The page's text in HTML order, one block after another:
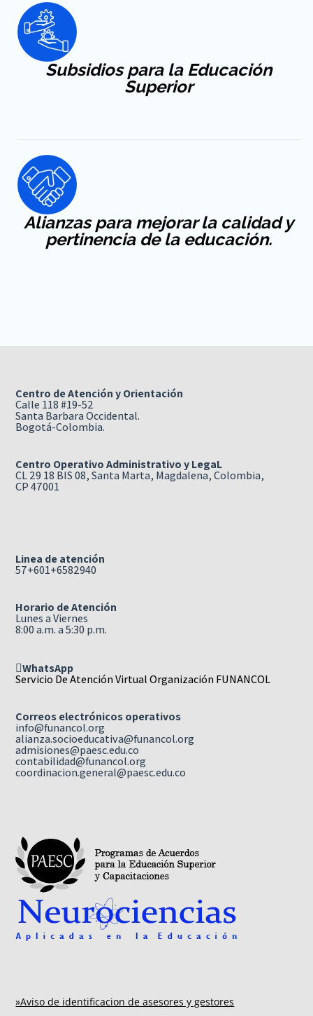
Subsidios para la Educación
Superior
Alianzas para mejorar la calidad y
pertinencia de la educación.
Centro de Atención y Orientación
Calle 118 #19-52
Santa Barbara Occidental.
Bogotá-Colombia.
Centro Operativo Administrativo y LegaL
CL 29 18 BIS 08, Santa Marta, Magdalena, Colombia,
CP 47001
Linea de atención
57+601+6582940
Horario de Atención
Lunes a Viernes
8:00 a.m. a 5:30 p.m.
WhatsApp
Servicio De Atención Virtual Organización FUNANCOL
Correos electrónicos operativos
info@funancol.org
alianza.socioeducativa@funancol.org
admisiones@paesc.edu.co
contabilidad@funancol.org
coordinacion.general@paesc.edu.co
»Aviso de identificacion de asesores y gestores